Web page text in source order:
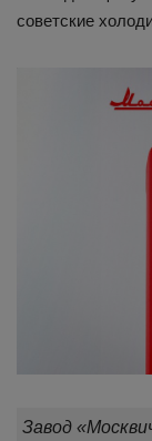
советские
Завод